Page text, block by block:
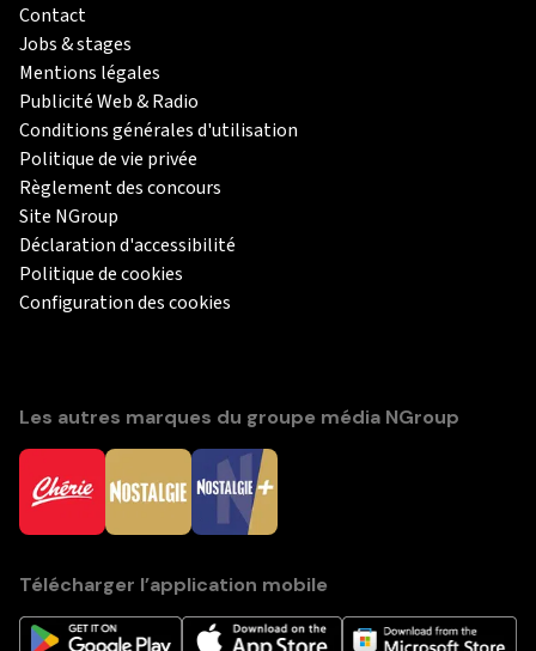
Contact
Jobs & stages
Mentions légales
Publicité Web & Radio
Conditions générales d'utilisation
Politique de vie privée
Règlement des concours
Site NGroup
Déclaration d'accessibilité
Politique de cookies
Configuration des cookies
Les autres marques du groupe média NGroup
Télécharger l’application mobile